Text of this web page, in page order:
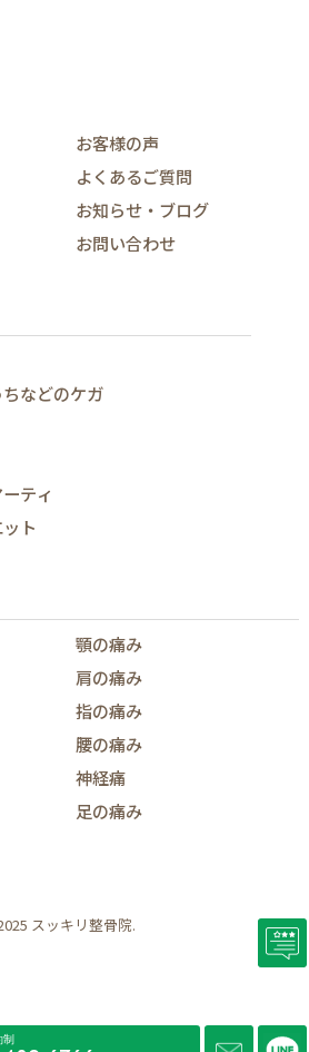
お客様の声
よくあるご質問
お知らせ・ブログ
お問い合わせ
などのケガ
ティ
ト
顎の痛み
肩の痛み
指の痛み
腰の痛み
神経痛
足の痛み
スッキリ整骨院.